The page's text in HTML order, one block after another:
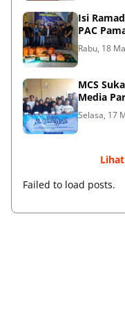
Isi
PAC
Rabu, 18
MCS
Media
Selasa, 17
Failed to load posts.